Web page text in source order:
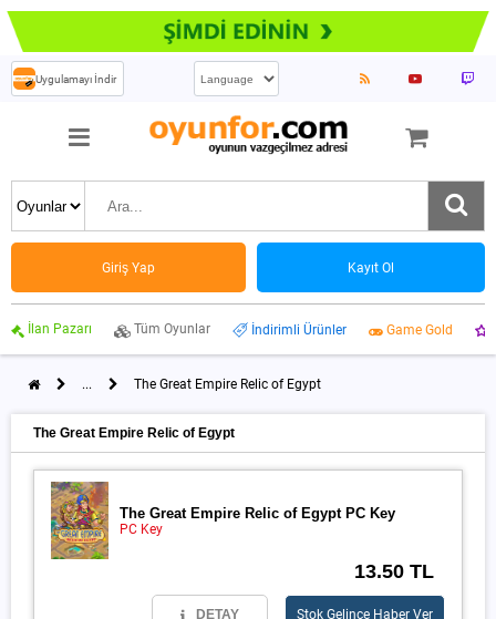
Uygulamayı İndir
Giriş Yap Kayıt Ol
İlan Pazarı Tüm Oyunlar İndirimli Ürünler Game Gold
... The Great Empire Relic of Egypt
The Great Empire Relic of Egypt
The Great Empire Relic of Egypt PC Key
PC Key
13.50 TL
DETAY Stok Gelince Haber Ver